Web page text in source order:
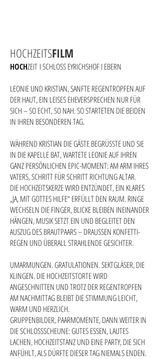
HOCHZEITSFILM
HOCHZEIT I SCHLOSS EYRICHSHOF I EBERN
LEONIE UND KRISTIAN, SANFTE REGENTROPFEN AUF
DER HAUT, EIN LEISES EHEVERSPRECHEN NUR FÜR
SICH – SO ECHT, SO NAH. SO STARTETEN DIE BEIDEN
IN IHREN BESONDEREN TAG.
WÄHREND KRISTIAN DIE GÄSTE BEGRÜSSTE UND SIE
IN DIE KAPELLE BAT, WARTETE LEONIE AUF IHREN
GANZ PERSÖNLICHEN EPIC-MOMENT: AM ARM IHRES
VATERS, SCHRITT FÜR SCHRITT RICHTUNG ALTAR.
DIE HOCHZEITSKERZE WIRD ENTZÜNDET, EIN KLARES
„JA, MIT GOTTES HILFE“ ERFÜLLT DEN RAUM. RINGE
WECHSELN DIE FINGER, BLICKE BLEIBEN INEINANDER
HÄNGEN, MUSIK SETZT EIN UND BEGLEITET DEN
AUSZUG DES BRAUTPAARS – DRAUSSEN KONFETTI-
REGEN UND ÜBERALL STRAHLENDE GESICHTER.
UMARMUNGEN. GRATULATIONEN. SEKTGLÄSER, DIE
KLINGEN. DIE HOCHZEITSTORTE WIRD
ANGESCHNITTEN UND TROTZ DER REGENTROPFEN
AM NACHMITTAG BLEIBT DIE STIMMUNG LEICHT,
WARM UND HERZLICH.
GRUPPENBILDER, PAARMOMENTE, DANN WEITER IN
DIE SCHLOSSSCHEUNE: GUTES ESSEN, LAUTES
LACHEN, HOCHZEITSTANZ UND EINE PARTY, DIE SICH
ANFÜHLT, ALS DÜRFTE DIESER TAG NIEMALS ENDEN.